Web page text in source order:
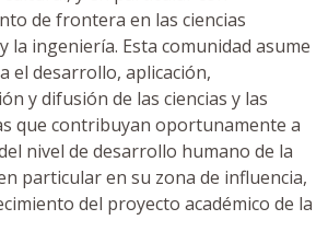
de frontera en las ciencias
la ingeniería. Esta comunidad asume
el desarrollo, aplicación,
y difusión de las ciencias y las
que contribuyan oportunamente a
nivel de desarrollo humano de la
particular en su zona de influencia,
del proyecto académico de la